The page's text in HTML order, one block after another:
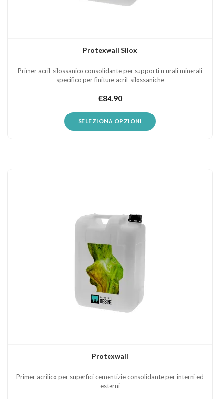
Protexwall Silox
Primer acril-silossanico consolidante per supporti murali minerali
specifico per finiture acril-silossaniche
€84.90
SELEZIONA OPZIONI
Protexwall
Primer acrilico per superfici cementizie consolidante per interni ed
esterni